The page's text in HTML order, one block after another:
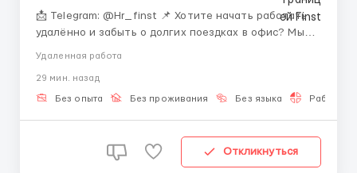
📩 Telegram: @Hr_finst 📌 Хотите начать работать
удалённо и забыть о долгих поездках в офис? Мы
работаем в digital-сфере и используем современные
технологии для удалённого сотрудничества. 💸🖥
Удаленная работа
29 мин. назад
Без опыта Без проживания Без языка Работа
Откликнуться